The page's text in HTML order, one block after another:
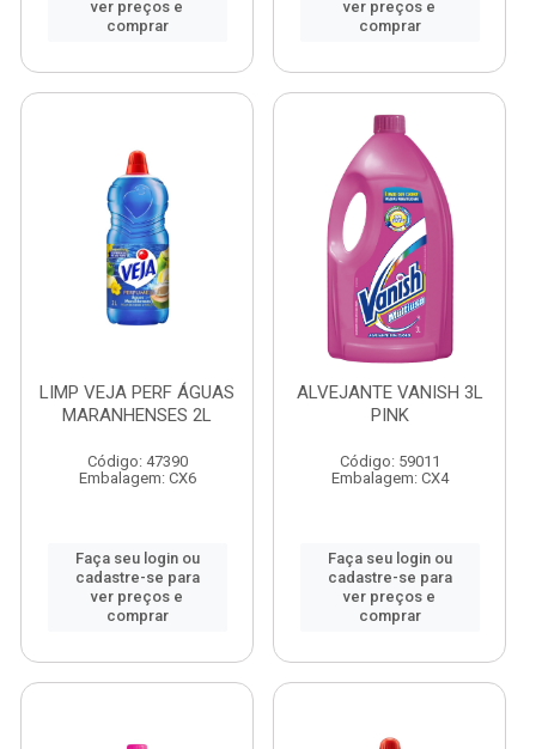
ver preços e
comprar
ver preços e
comprar
LIMP VEJA PERF ÁGUAS
MARANHENSES 2L
Código: 47390
Embalagem: CX6
Faça seu login ou
cadastre-se para
ver preços e
comprar
ALVEJANTE VANISH 3L
PINK
Código: 59011
Embalagem: CX4
Faça seu login ou
cadastre-se para
ver preços e
comprar